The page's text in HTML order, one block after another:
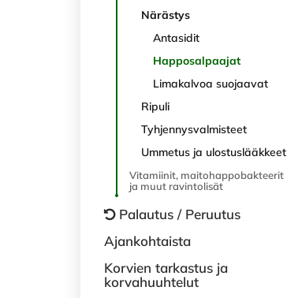
Närästys
Antasidit
Happosalpaajat
Limakalvoa suojaavat
Ripuli
Tyhjennysvalmisteet
Ummetus ja ulostuslääkkeet
Vitamiinit, maitohappobakteerit
ja muut ravintolisät
Palautus / Peruutus
Ajankohtaista
Korvien tarkastus ja
korvahuuhtelut